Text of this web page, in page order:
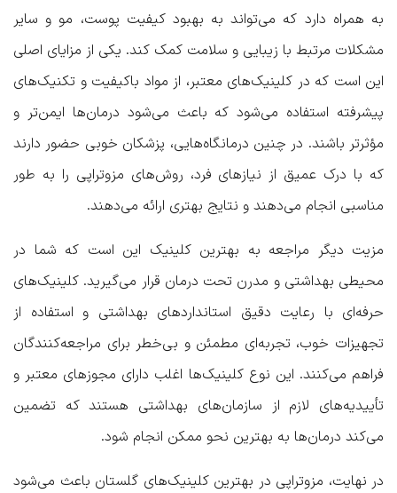
به همراه دارد که می‌تواند به بهبود کیفیت پوست، مو و سایر
مشکلات مرتبط با زیبایی و سلامت کمک کند. یکی از مزایای اصلی
این است که در کلینیک‌های معتبر، از مواد باکیفیت و تکنیک‌های
پیشرفته استفاده می‌شود که باعث می‌شود درمان‌ها ایمن‌تر و
مؤثرتر باشند. در چنین درمانگاه‌هایی، پزشکان خوبی حضور دارند
که با درک عمیق از نیازهای فرد، روش‌های مزوتراپی را به طور
مناسبی انجام می‌دهند و نتایج بهتری ارائه می‌دهند.
مزیت دیگر مراجعه به بهترین کلینیک این است که شما در
محیطی بهداشتی و مدرن تحت درمان قرار می‌گیرید. کلینیک‌های
حرفه‌ای با رعایت دقیق استانداردهای بهداشتی و استفاده از
تجهیزات خوب، تجربه‌ای مطمئن و بی‌خطر برای مراجعه‌کنندگان
فراهم می‌کنند. این نوع کلینیک‌ها اغلب دارای مجوزهای معتبر و
تأییدیه‌های لازم از سازمان‌های بهداشتی هستند که تضمین
می‌کند درمان‌ها به بهترین نحو ممکن انجام شود.
در نهایت، مزوتراپی در بهترین کلینیک‌های گلستان باعث می‌شود